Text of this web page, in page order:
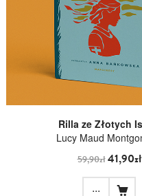
Rilla ze Złotych
Lucy Maud
59,90zł41,90zł
...